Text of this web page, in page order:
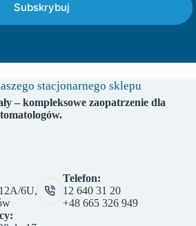
Subskrybuj
stacjonarnego sklepu
– kompleksowe zaopatrzenie dla
6U,
Telefon:
12 640 31 20
+48 665 326 949